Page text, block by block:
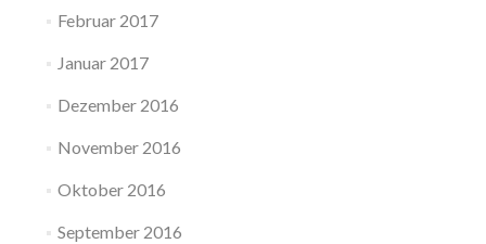
Februar 2017
Januar 2017
Dezember 2016
November 2016
Oktober 2016
September 2016